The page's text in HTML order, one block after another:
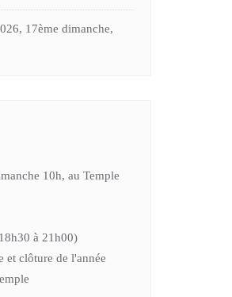
17ème dimanche,
10h, au Temple
à 21h00)
et clôture de l'année